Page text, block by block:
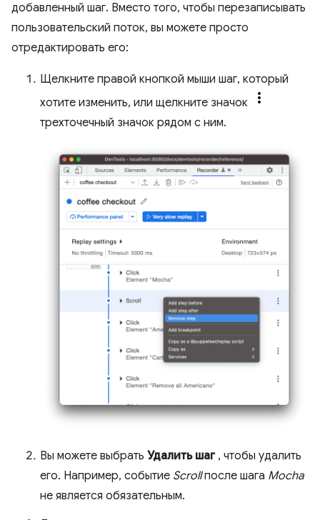
добавленный шаг. Вместо того, чтобы перезаписывать
пользовательский поток, вы можете просто
отредактировать его:
Щелкните правой кнопкой мыши шаг, который
хотите изменить, или щелкните значок
трехточечный значок рядом с ним.
Вы можете выбрать Удалить шаг, чтобы удалить
его. Например, событие Scrollпосле шага Mocha
не является обязательным.